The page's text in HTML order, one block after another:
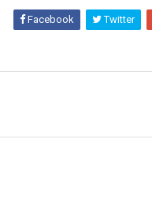
Facebook Twitter